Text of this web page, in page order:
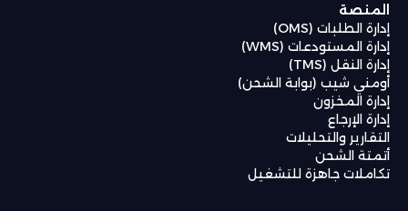
المنصة
إدارة الطلبات (OMS)
إدارة المستودعات (WMS)
إدارة النقل (TMS)
أومني شيب (بوابة الشحن)
إدارة المخزون
إدارة الإرجاع
التقارير والتحليلات
أتمتة الشحن
تكاملات جاهزة للتشغيل